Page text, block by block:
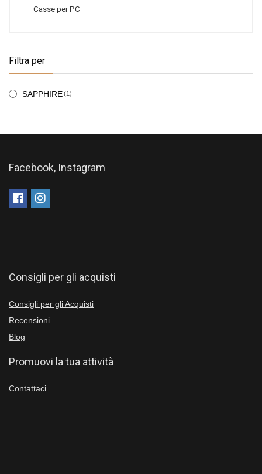
Casse per PC
Filtra per
SAPPHIRE(1)
Facebook, Instagram
Consigli per gli acquisti
Consigli per gli Acquisti
Recensioni
Blog
Promuovi la tua attività
Contattaci